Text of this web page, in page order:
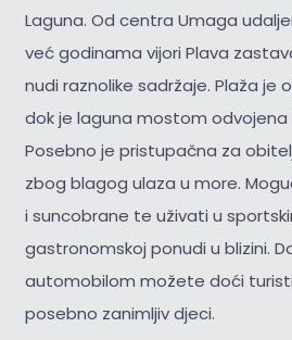
Laguna. Od centra Umaga
već godinama vijori Plava
nudi raznolike sadržaje. Plaža je
dok je laguna mostom
Posebno je pristupačna za
zbog blagog ulaza u more.
i suncobrane te uživati u
gastronomskoj ponudi u blizini.
automobilom možete doći
posebno zanimljiv djeci.